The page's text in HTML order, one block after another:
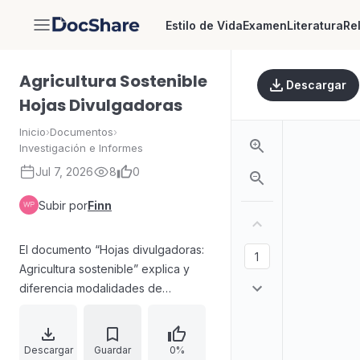
DocShare Estilo de VidaExamenLiteratura
Agricultura Sostenible
Hojas Divulgadoras
Inicio›Documentos›
Investigación e Informes
Jul 7, 2026 8 0
Subir porFinn
El documento “Hojas divulgadoras:
Agricultura sostenible” explica y
diferencia modalidades de
agricultura sostenible (AS) frente a
la agricultura orgánica/biológica y
Descargar Guardar 0%
Descargar